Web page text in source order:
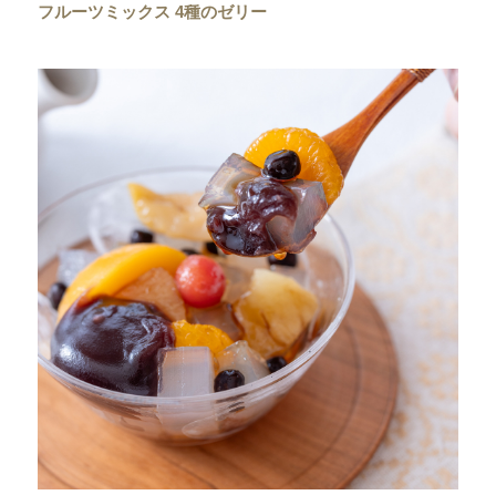
フルーツミックス 4種のゼリー